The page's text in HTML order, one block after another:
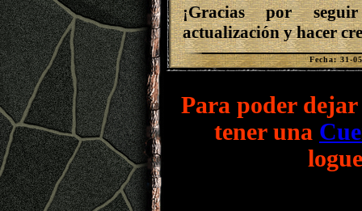
¡Gracias por
actualización y hacer
Fecha: 31-
Para poder
tener una